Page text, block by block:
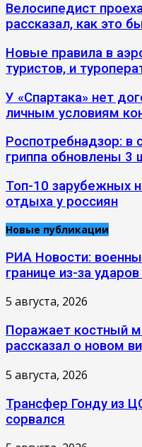
Велосипедист
рассказал, как это
Новые правила в
туристов, и
У «Спартака» нет
личным условиям
Роспотребнадзор: в
гриппа обновлены 3
Топ-10 зарубежных
отдыха у россиян
Новые публикации
РИА Новости:
границе из-за
5 августа, 2026
Поражает костный
рассказал о новом
5 августа, 2026
Трансфер Гонду из
сорвался